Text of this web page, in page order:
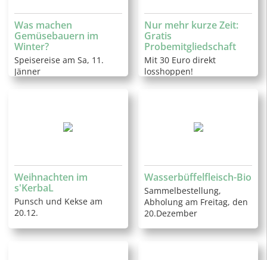
Was machen
Gemüsebauern im
Winter?
Speisereise am Sa, 11.
Jänner
Nur mehr kurze Zeit:
Gratis
Probemitgliedschaft
Mit 30 Euro direkt
losshoppen!
Weihnachten im
s'KerbaL
Punsch und Kekse am
20.12.
Wasserbüffelfleisch-Bio
Sammelbestellung,
Abholung am Freitag, den
20.Dezember